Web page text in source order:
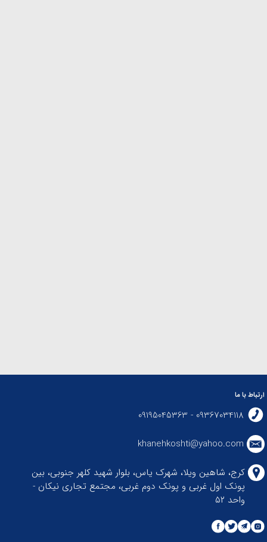
ارتباط با ما
09367034118 - 09195045363
khanehkoshti@yahoo.com
کرج، شاهین ویلا، شهرک یاس، بلوار شهید کلهر جنوبی، بین
پونک اول غربی و پونک دوم غربی، مجتمع تجاری نیکان -
واحد ۵۲